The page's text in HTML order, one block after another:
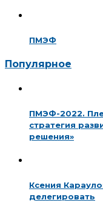
ПМЭФ
Популярное
ПМЭФ-2022.
стратегия
решения»
Ксения
делегировать